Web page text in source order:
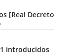
[Real Decreto
introducidos